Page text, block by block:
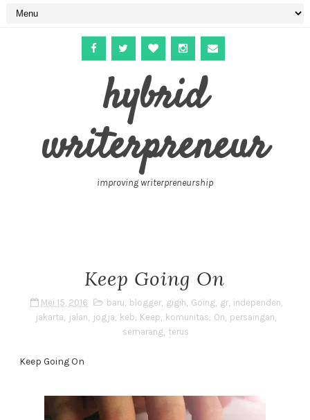
hybrid
writerpreneur
improving writerpreneurship
Keep Going On
Mei 15, 2016 baru, blogger, gigih, Going, gr, independen,
jakarta, jalan, jogja, keb, Keep, komunitas, On, persaingan,
semarang, terus
Keep Going On